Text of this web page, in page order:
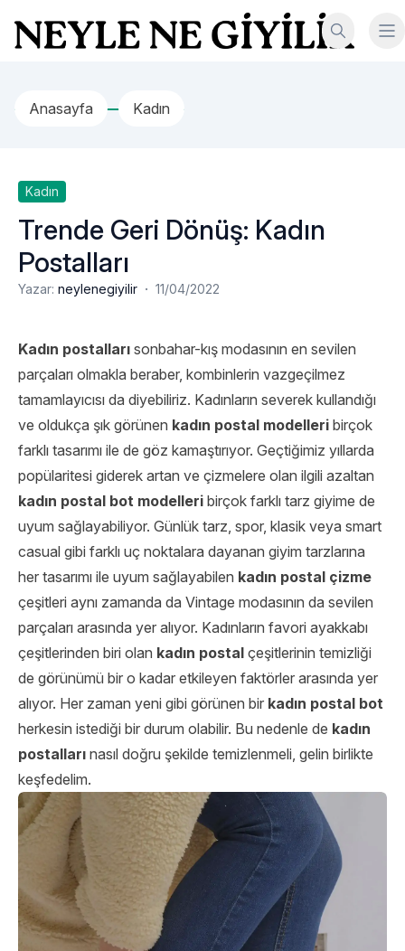
Neyle Ne Giyilir
Anasayfa Kadın
Kadın
Trende Geri Dönüş: Kadın
Postalları
Yazar: neylenegiyilir · 11/04/2022
Kadın postalları sonbahar-kış modasının en sevilen
parçaları olmakla beraber, kombinlerin vazgeçilmez
tamamlayıcısı da diyebiliriz. Kadınların severek kullandığı
ve oldukça şık görünen kadın postal modelleri birçok
farklı tasarımı ile de göz kamaştırıyor. Geçtiğimiz yıllarda
popülaritesi giderek artan ve çizmelere olan ilgili azaltan
kadın postal bot modelleri birçok farklı tarz giyime de
uyum sağlayabiliyor. Günlük tarz, spor, klasik veya smart
casual gibi farklı uç noktalara dayanan giyim tarzlarına
her tasarımı ile uyum sağlayabilen kadın postal çizme
çeşitleri aynı zamanda da Vintage modasının da sevilen
parçaları arasında yer alıyor. Kadınların favori ayakkabı
çeşitlerinden biri olan kadın postal çeşitlerinin temizliği
de görünümü bir o kadar etkileyen faktörler arasında yer
alıyor. Her zaman yeni gibi görünen bir kadın postal bot
herkesin istediği bir durum olabilir. Bu nedenle de kadın
postalları nasıl doğru şekilde temizlenmeli, gelin birlikte
keşfedelim.